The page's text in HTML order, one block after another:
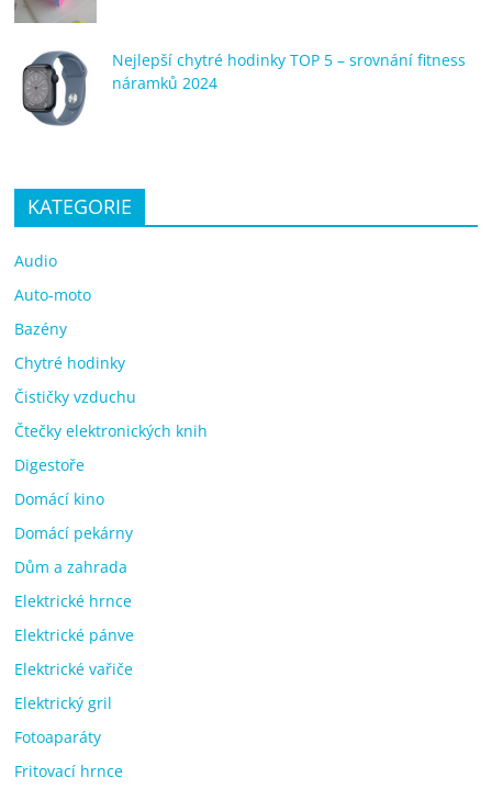
Nejlepší chytré hodinky TOP 5 – srovnání fitness
náramků 2024
KATEGORIE
Audio
Auto-moto
Bazény
Chytré hodinky
Čističky vzduchu
Čtečky elektronických knih
Digestoře
Domácí kino
Domácí pekárny
Dům a zahrada
Elektrické hrnce
Elektrické pánve
Elektrické vařiče
Elektrický gril
Fotoaparáty
Fritovací hrnce